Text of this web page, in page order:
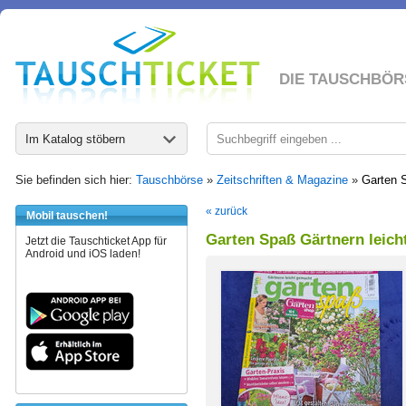
DIE
Im Katalog stöbern
Sie befinden sich hier: Tauschbörse » Zeitschriften & Magazine » Garten
Mobil tauschen!
Jetzt die Tauschticket App für
Android und iOS laden!
« zurück
Garten Spaß Gärtnern